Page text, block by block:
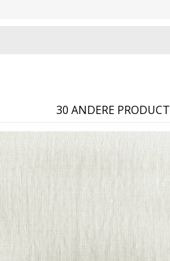
30 ANDERE